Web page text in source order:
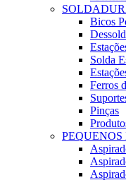
Bicos
Solda
Ferros
Pinças